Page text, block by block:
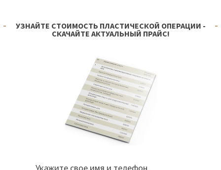
УЗНАЙТЕ СТОИМОСТЬ ПЛАСТИЧЕСКОЙ ОПЕРАЦИИ -
СКАЧАЙТЕ АКТУАЛЬНЫЙ ПРАЙС!
Укажите свое имя и телефон